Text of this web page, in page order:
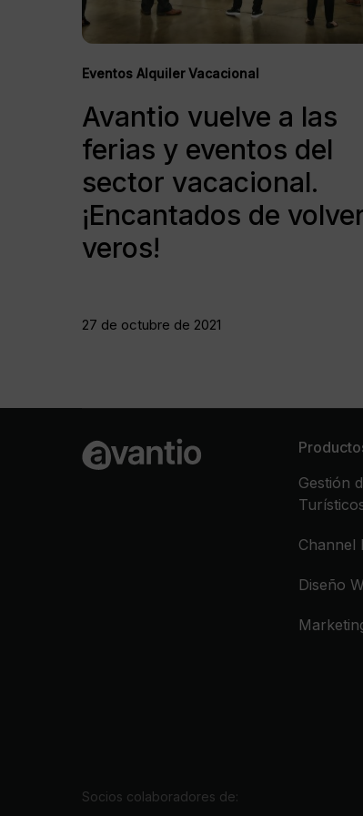
Eventos Alquiler Vacacional
sector
vacacional.
¡Encantados
de
a
veros!
Avantio vuelve a las
ferias y eventos del
sector vacacional.
¡Encantados de
veros!
27 de octubre de 2021
Gestión
Channel
Diseño
Socios colaboradores de: